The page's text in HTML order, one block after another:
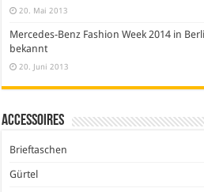
20. Mai 2013
Mercedes-Benz Fashion Week 2014 in
bekannt
20. Juni 2013
Accessoires
Brieftaschen
Gürtel